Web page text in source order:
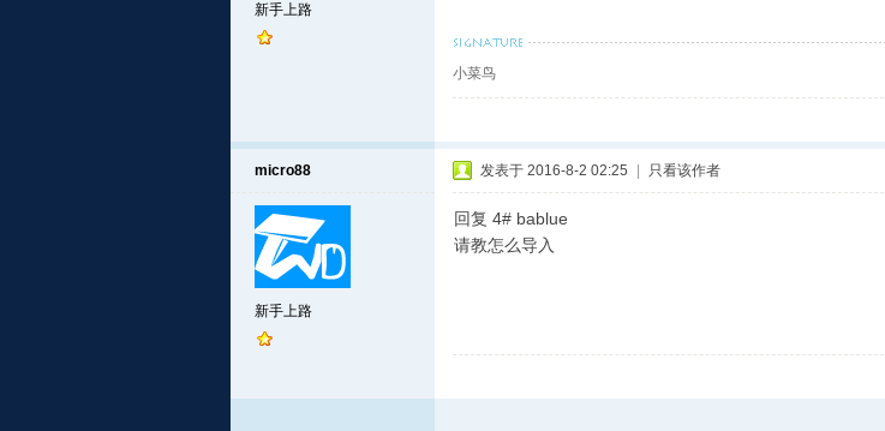
新手上路
小菜鸟
micro88
新手上路
发表于 2016-8-2 02:25 只看该作者
回复 4# bablue
请教怎么导入